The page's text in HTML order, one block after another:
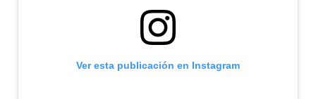
Ver esta publicación en Instagram